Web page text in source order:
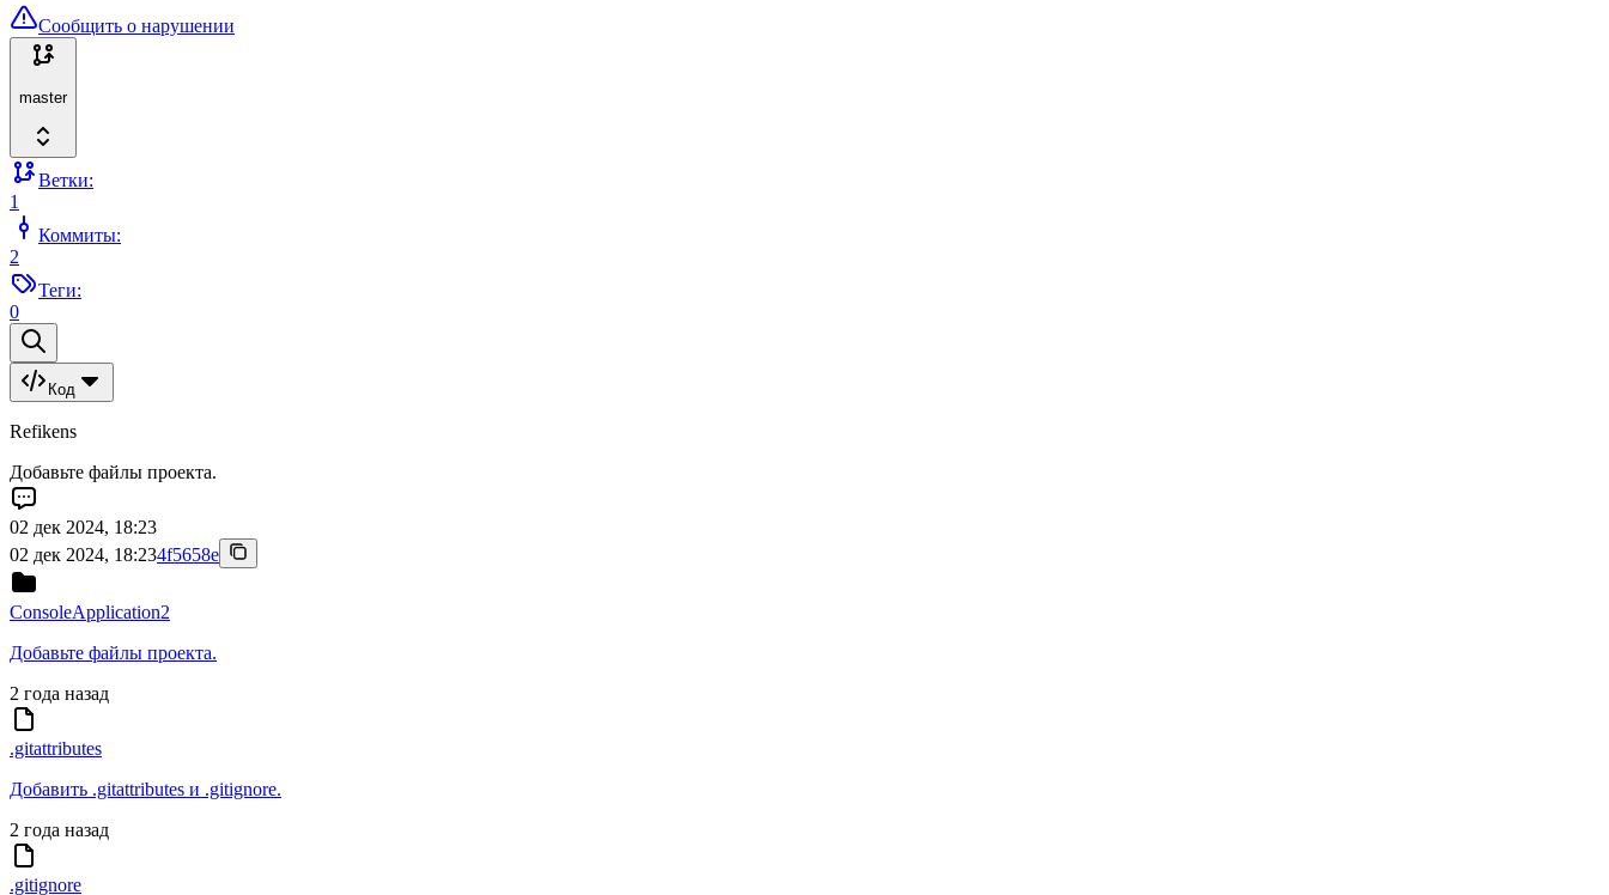
Сообщить о нарушении
master
Ветки:
1
Коммиты:
2
Теги:
0
Код
Refikens
Добавьте файлы проекта.
02 дек 2024, 18:23
02 дек 2024, 18:234f5658e
ConsoleApplication2
Добавьте файлы проекта.
2 года назад
.gitattributes
Добавить .gitattributes и .gitignore.
2 года назад
.gitignore